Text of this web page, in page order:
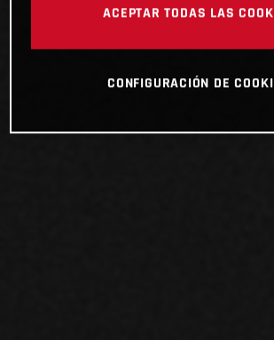
ACEPTAR TODAS LAS
CONFIGURACIÓN DE